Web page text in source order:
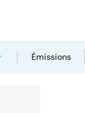
Émissions